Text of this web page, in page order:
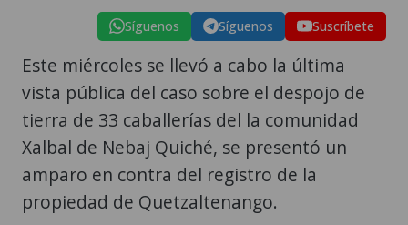
Síguenos Síguenos Suscríbete
Este miércoles se llevó a cabo la última
vista pública del caso sobre el despojo de
tierra de 33 caballerías del la comunidad
Xalbal de Nebaj Quiché, se presentó un
amparo en contra del registro de la
propiedad de Quetzaltenango.